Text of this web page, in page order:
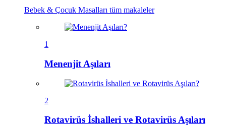
Bebek & Çocuk Masalları tüm makaleler
1
Menenjit Aşıları
2
Rotavirüs İshalleri ve Rotavirüs Aşıları